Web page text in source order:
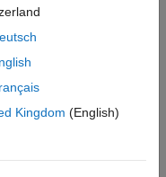
HDL コード生成のガイド
ス
AMD または Intel のブロ
Kingdom (English)